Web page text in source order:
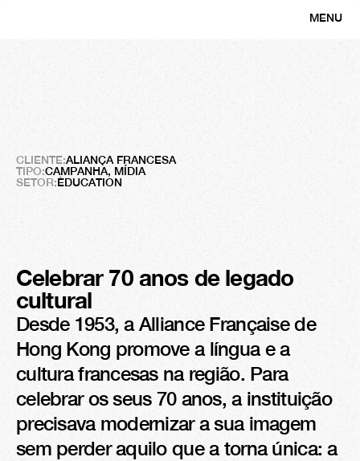
MENU
Aliança Francesa
Uma identidade entre
dois
mundos
CLIENTE:ALIANÇA FRANCESA
TIPO:CAMPANHA, MÍDIA
SETOR:ÉDUCATION
Celebrar 70 anos de legado
cultural
Desde 1953, a Alliance Française de
Hong Kong promove a língua e a
cultura francesas na região. Para
celebrar os seus 70 anos, a instituição
precisava modernizar a sua imagem
sem perder aquilo que a torna única: a